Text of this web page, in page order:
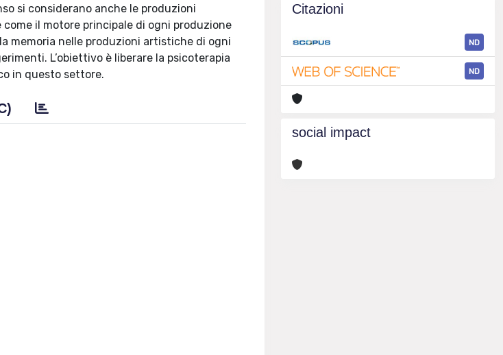
si considerano anche le produzioni
il motore principale di ogni produzione
memoria nelle produzioni artistiche di ogni
L’obiettivo è liberare la psicoterapia
in questo settore.
Citazioni
ND
ND
social impact